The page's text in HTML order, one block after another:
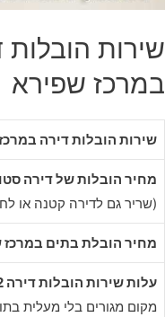
שירות הובלות
במרכז שפירא
שירות הובלות דירה
מחיר הובלות של דירה
(שריר גם לדירה קטנה או
מחיר הובלת בתים במרכז
עלות שירות הובלות דירה 2 חדרים במרכז שפירא
מקום מגורים בלי מעלית